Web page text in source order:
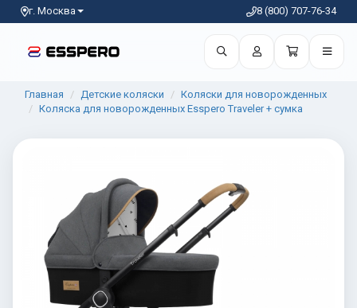
г. Москва 8 (800) 707-76-34
Главная Детские коляски
Коляски для новорожденных
Коляска для новорожденных Esspero Traveler + сумка